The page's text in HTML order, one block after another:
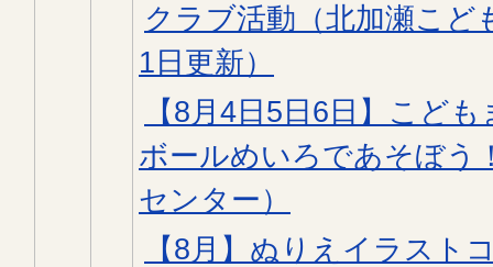
クラブ活動（北加瀬こど
1日更新）
【8月4日5日6日】こど
ボールめいろであそぼう
センター）
【8月】ぬりえイラスト